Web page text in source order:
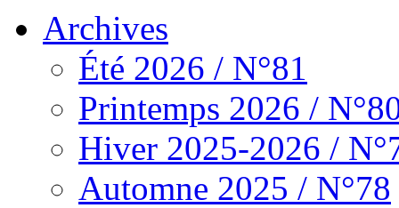
Archives
Été 2026 / N°81
Printemps 2026 /
Hiver 2025-2026 /
Automne 2025 / N°78